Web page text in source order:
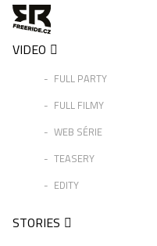
VIDEO
FULL PARTY
FULL FILMY
WEB SÉRIE
TEASERY
EDITY
STORIES